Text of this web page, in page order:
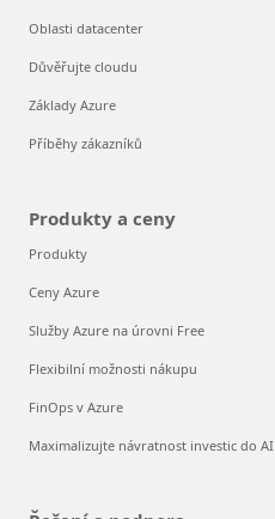
Oblasti datacenter
Důvěřujte cloudu
Základy Azure
Příběhy zákazníků
Produkty a ceny
Produkty
Ceny Azure
Služby Azure na úrovni Free
Flexibilní možnosti nákupu
FinOps v Azure
Maximalizujte návratnost investic do AI